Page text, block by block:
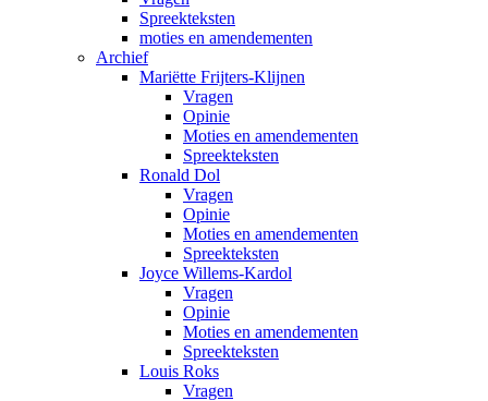
Spreekteksten
moties en amendementen
Archief
Mariëtte Frijters-Klijnen
Vragen
Opinie
Moties en amendementen
Spreekteksten
Ronald Dol
Vragen
Opinie
Moties en amendementen
Spreekteksten
Joyce Willems-Kardol
Vragen
Opinie
Moties en amendementen
Spreekteksten
Louis Roks
Vragen